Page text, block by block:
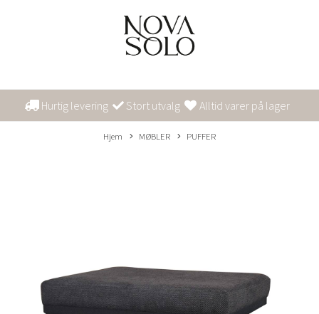
Hurtig levering Stort utvalg Alltid varer på lager
Hjem MØBLER PUFFER